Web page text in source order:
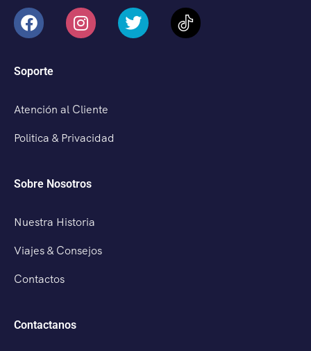
Soporte
Atención al Cliente
Politica & Privacidad
Sobre Nosotros
Nuestra Historia
Viajes & Consejos
Contactos
Contactanos